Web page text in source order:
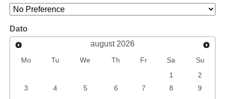
Dato
august 2026
Mo Tu We Th Fr Sa
Su
1
2
3
4 5 6 7 8
9